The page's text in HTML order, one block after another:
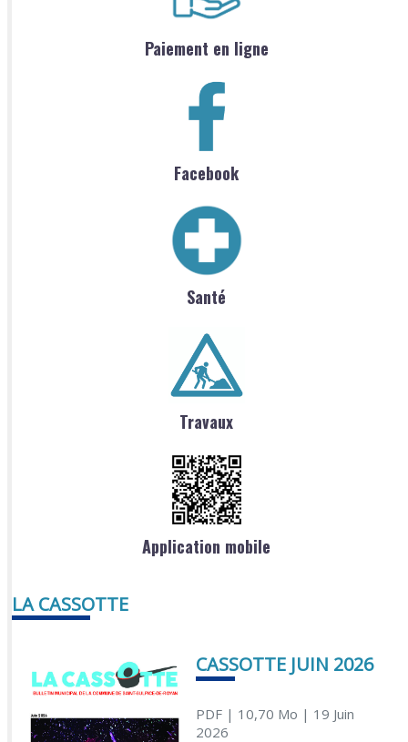
Paiement en ligne
Facebook
Santé
Travaux
Application mobile
LA CASSOTTE
CASSOTTE JUIN 2026
PDF| 10,70 Mo | 19 Juin
2026